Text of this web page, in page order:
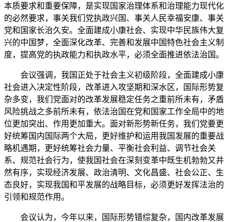
本质要求和重要保障，是实现国家治理体系和治理能力现代化
的必然要求，事关我们党执政兴国、事关人民幸福安康、事关
党和国家长治久安。全面建成小康社会、实现中华民族伟大复
兴的中国梦，全面深化改革、完善和发展中国特色社会主义制
度，提高党的执政能力和执政水平，必须全面推进依法治国。
会议强调，我国正处于社会主义初级阶段，全面建成小康
社会进入决定性阶段，改革进入攻坚期和深水区，国际形势复
杂多变，我们党面对的改革发展稳定任务之重前所未有，矛盾
风险挑战之多前所未有，依法治国在党和国家工作全局中的地
位更加突出、作用更加重大。面对新形势新任务，我们党要更
好统筹国内国际两个大局，更好维护和运用我国发展的重要战
略机遇期，更好统筹社会力量、平衡社会利益、调节社会关
系、规范社会行为，使我国社会在深刻变革中既生机勃勃又井
然有序，实现经济发展、政治清明、文化昌盛、社会公正、生
态良好，实现我国和平发展的战略目标，必须更好发挥法治的
引领和规范作用。
会议认为，今年以来，国际形势错综复杂，国内改革发展